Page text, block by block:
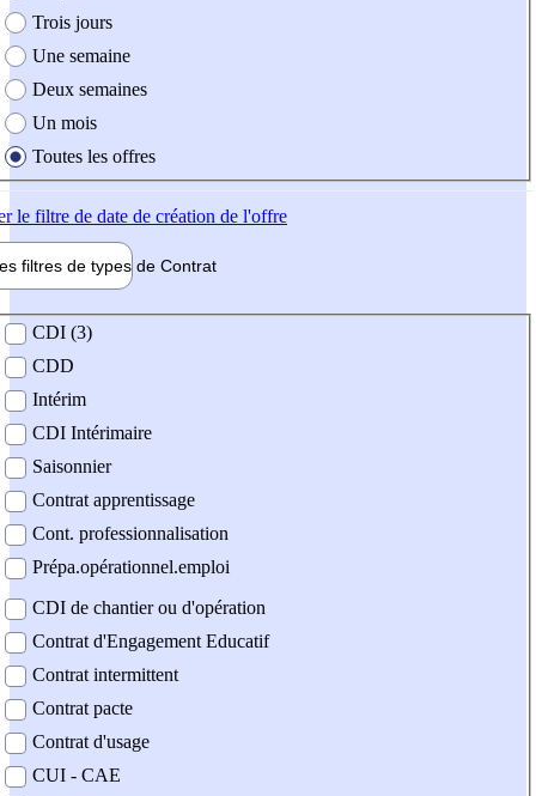
Trois jours
Une semaine
Deux semaines
Un mois
Toutes les offres
le filtre de date de création de l'offre
filtres de types de Contrat
contrat
CDI (3)
CDD
Intérim
CDI Intérimaire
Saisonnier
Contrat apprentissage
Cont. professionnalisation
Prépa.opérationnel.emploi
CDI de chantier ou d'opération
Contrat d'Engagement Educatif
Contrat intermittent
Contrat pacte
Contrat d'usage
CUI - CAE